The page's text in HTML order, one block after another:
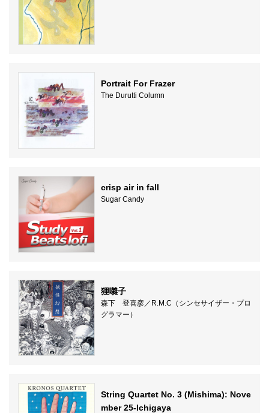
Portrait For Frazer
The Durutti Column
crisp air in fall
Sugar Candy
狸囃子
森下 登喜彦／R.M.C（シンセサイザー・プロ
グラマー）
String Quartet No. 3 (Mishima): Nove
mber 25-Ichigaya